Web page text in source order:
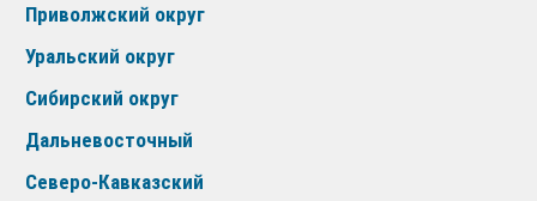
Приволжский округ
Уральский округ
Сибирский округ
Дальневосточный
Северо-Кавказский